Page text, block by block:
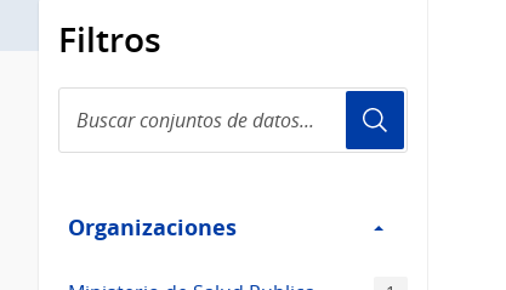
Filtros
conjuntos
de
Organizaciones
Organizaciones